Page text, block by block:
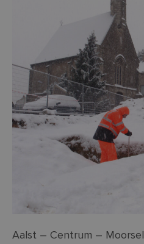
Aalst – Centrum – Moorsel